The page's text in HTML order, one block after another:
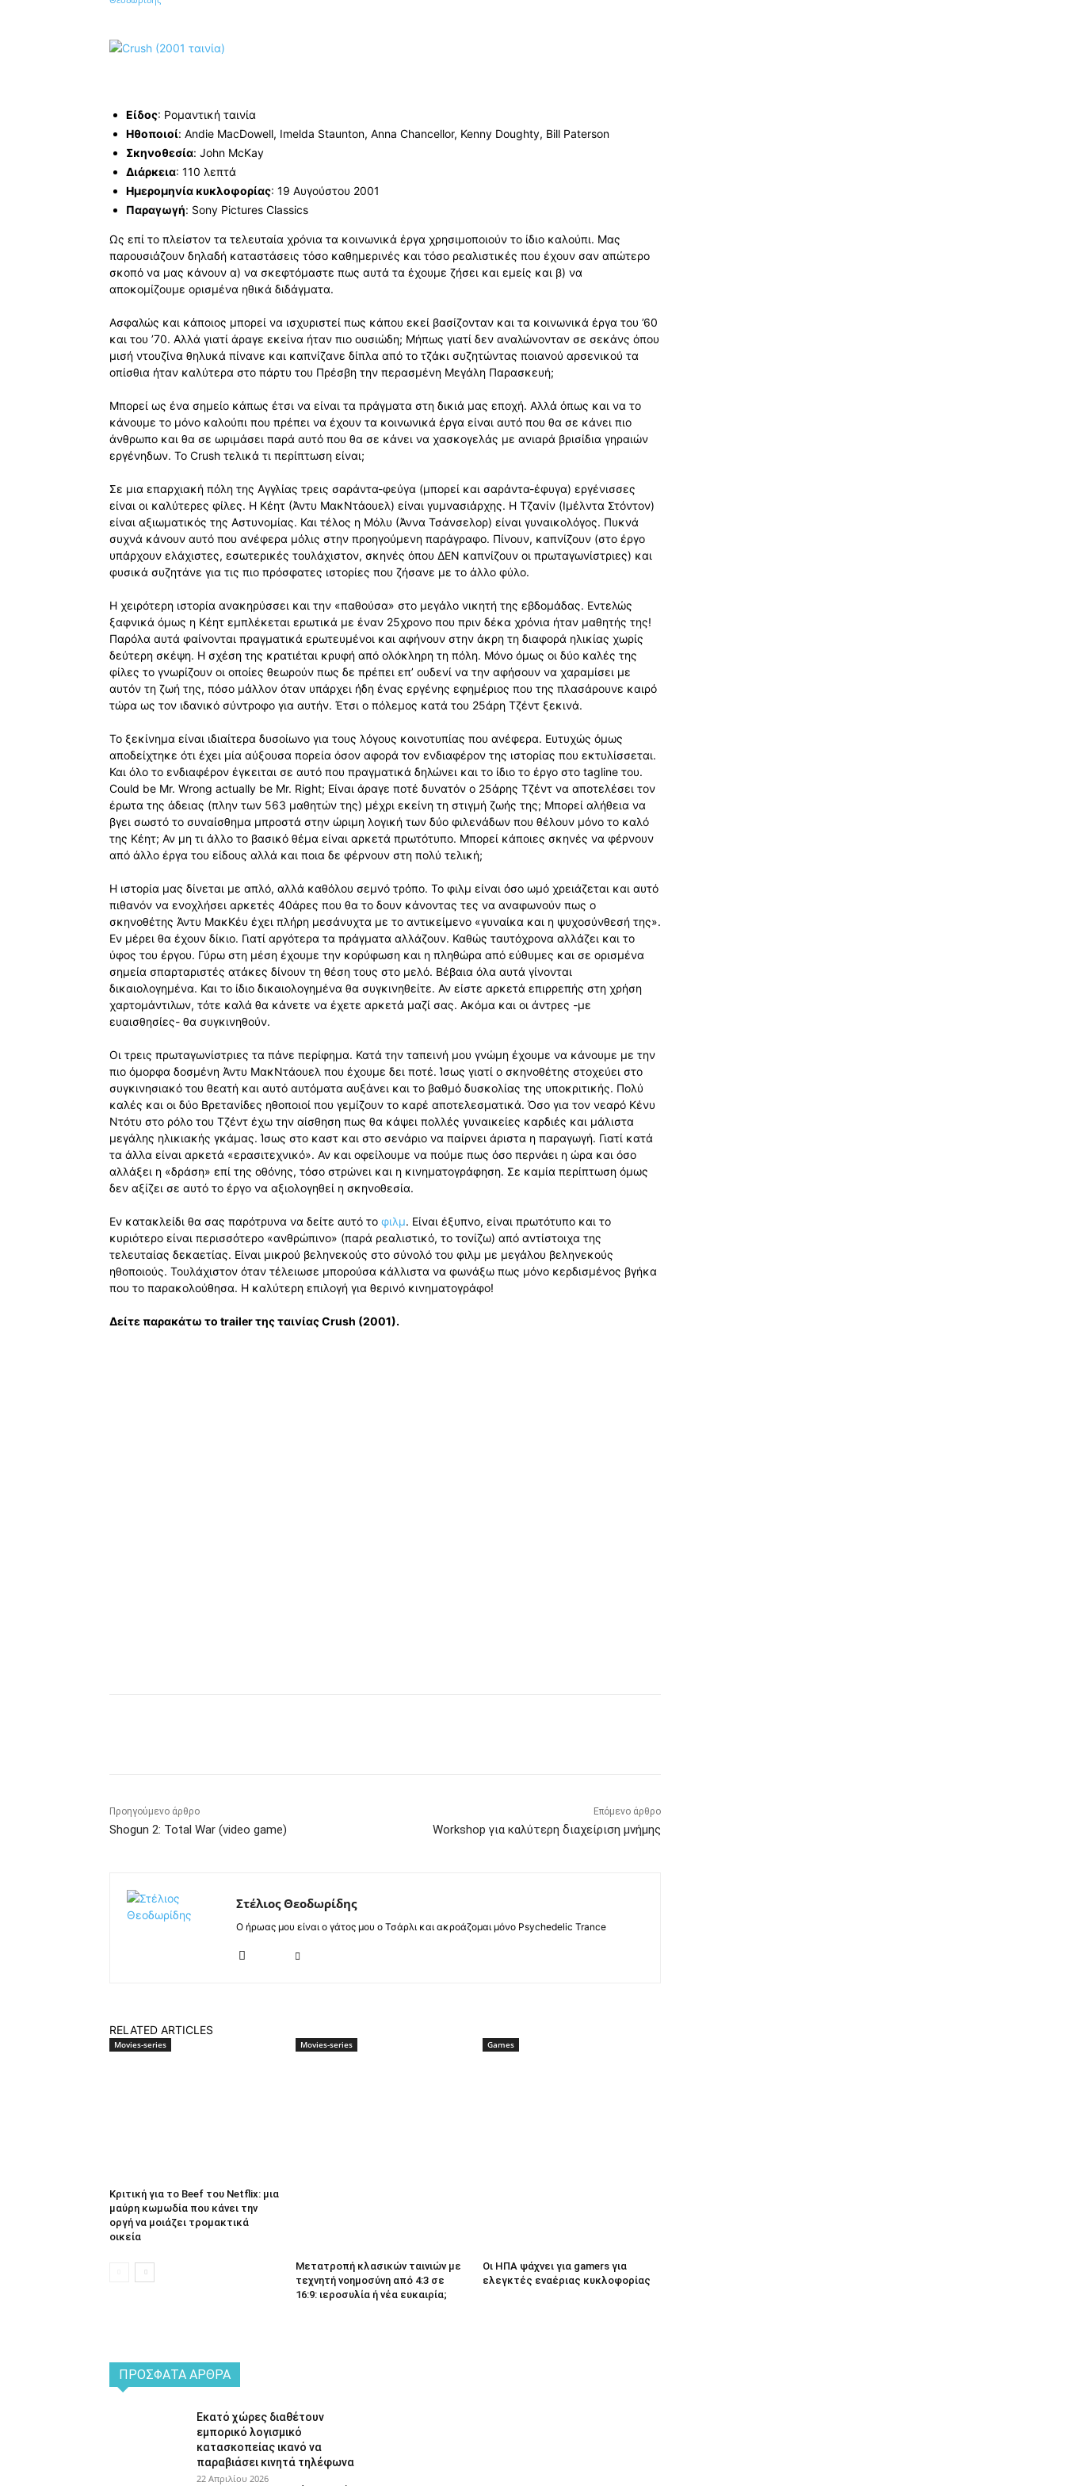
Είδος: Ρομαντική ταινία
Ηθοποιοί: Andie MacDowell, Imelda Staunton, Anna Chancellor, Kenny Doughty, Bill Paterson
Σκηνοθεσία: John McKay
Διάρκεια: 110 λεπτά
Ημερομηνία κυκλοφορίας: 19 Αυγούστου 2001
Παραγωγή: Sony Pictures Classics
Ως επί το πλείστον τα τελευταία χρόνια τα κοινωνικά έργα χρησιμοποιούν το ίδιο καλούπι. Μας
παρουσιάζουν δηλαδή καταστάσεις τόσο καθημερινές και τόσο ρεαλιστικές που έχουν σαν απώτερο
σκοπό να μας κάνουν α) να σκεφτόμαστε πως αυτά τα έχουμε ζήσει και εμείς και β) να
αποκομίζουμε ορισμένα ηθικά διδάγματα.
Ασφαλώς και κάποιος μπορεί να ισχυριστεί πως κάπου εκεί βασίζονταν και τα κοινωνικά έργα του ’60
και του ’70. Αλλά γιατί άραγε εκείνα ήταν πιο ουσιώδη; Μήπως γιατί δεν αναλώνονταν σε σεκάνς όπου
μισή ντουζίνα θηλυκά πίνανε και καπνίζανε δίπλα από το τζάκι συζητώντας ποιανού αρσενικού τα
οπίσθια ήταν καλύτερα στο πάρτυ του Πρέσβη την περασμένη Μεγάλη Παρασκευή;
Μπορεί ως ένα σημείο κάπως έτσι να είναι τα πράγματα στη δικιά μας εποχή. Αλλά όπως και να το
κάνουμε το μόνο καλούπι που πρέπει να έχουν τα κοινωνικά έργα είναι αυτό που θα σε κάνει πιο
άνθρωπο και θα σε ωριμάσει παρά αυτό που θα σε κάνει να χασκογελάς με ανιαρά βρισίδια γηραιών
εργένηδων. Το Crush τελικά τι περίπτωση είναι;
Σε μια επαρχιακή πόλη της Αγγλίας τρεις σαράντα-φεύγα (μπορεί και σαράντα-έφυγα) εργένισσες
είναι οι καλύτερες φίλες. Η Κέητ (Άντυ ΜακΝτάουελ) είναι γυμνασιάρχης. Η Τζανίν (Ιμέλντα Στόντον)
είναι αξιωματικός της Αστυνομίας. Και τέλος η Μόλυ (Άννα Τσάνσελορ) είναι γυναικολόγος. Πυκνά
συχνά κάνουν αυτό που ανέφερα μόλις στην προηγούμενη παράγραφο. Πίνουν, καπνίζουν (στο έργο
υπάρχουν ελάχιστες, εσωτερικές τουλάχιστον, σκηνές όπου ΔΕΝ καπνίζουν οι πρωταγωνίστριες) και
φυσικά συζητάνε για τις πιο πρόσφατες ιστορίες που ζήσανε με το άλλο φύλο.
Η χειρότερη ιστορία ανακηρύσσει και την «παθούσα» στο μεγάλο νικητή της εβδομάδας. Εντελώς
ξαφνικά όμως η Κέητ εμπλέκεται ερωτικά με έναν 25χρονο που πριν δέκα χρόνια ήταν μαθητής της!
Παρόλα αυτά φαίνονται πραγματικά ερωτευμένοι και αφήνουν στην άκρη τη διαφορά ηλικίας χωρίς
δεύτερη σκέψη. Η σχέση της κρατιέται κρυφή από ολόκληρη τη πόλη. Μόνο όμως οι δύο καλές της
φίλες το γνωρίζουν οι οποίες θεωρούν πως δε πρέπει επ’ ουδενί να την αφήσουν να χαραμίσει με
αυτόν τη ζωή της, πόσο μάλλον όταν υπάρχει ήδη ένας εργένης εφημέριος που της πλασάρουνε καιρό
τώρα ως τον ιδανικό σύντροφο για αυτήν. Έτσι ο πόλεμος κατά του 25άρη Τζέντ ξεκινά.
Το ξεκίνημα είναι ιδιαίτερα δυσοίωνο για τους λόγους κοινοτυπίας που ανέφερα. Ευτυχώς όμως
αποδείχτηκε ότι έχει μία αύξουσα πορεία όσον αφορά τον ενδιαφέρον της ιστορίας που εκτυλίσσεται.
Και όλο το ενδιαφέρον έγκειται σε αυτό που πραγματικά δηλώνει και το ίδιο το έργο στο tagline του.
Could be Mr. Wrong actually be Mr. Right; Είναι άραγε ποτέ δυνατόν ο 25άρης Τζέντ να αποτελέσει τον
έρωτα της άδειας (πλην των 563 μαθητών της) μέχρι εκείνη τη στιγμή ζωής της; Μπορεί αλήθεια να
βγει σωστό το συναίσθημα μπροστά στην ώριμη λογική των δύο φιλενάδων που θέλουν μόνο το καλό
της Κέητ; Αν μη τι άλλο το βασικό θέμα είναι αρκετά πρωτότυπο. Μπορεί κάποιες σκηνές να φέρνουν
από άλλο έργα του είδους αλλά και ποια δε φέρνουν στη πολύ τελική;
Η ιστορία μας δίνεται με απλό, αλλά καθόλου σεμνό τρόπο. Το φιλμ είναι όσο ωμό χρειάζεται και αυτό
πιθανόν να ενοχλήσει αρκετές 40άρες που θα το δουν κάνοντας τες να αναφωνούν πως ο
σκηνοθέτης Άντυ ΜακΚέυ έχει πλήρη μεσάνυχτα με το αντικείμενο «γυναίκα και η ψυχοσύνθεσή της».
Εν μέρει θα έχουν δίκιο. Γιατί αργότερα τα πράγματα αλλάζουν. Καθώς ταυτόχρονα αλλάζει και το
ύφος του έργου. Γύρω στη μέση έχουμε την κορύφωση και η πληθώρα από εύθυμες και σε ορισμένα
σημεία σπαρταριστές ατάκες δίνουν τη θέση τους στο μελό. Βέβαια όλα αυτά γίνονται
δικαιολογημένα. Και το ίδιο δικαιολογημένα θα συγκινηθείτε. Αν είστε αρκετά επιρρεπής στη χρήση
χαρτομάντιλων, τότε καλά θα κάνετε να έχετε αρκετά μαζί σας. Ακόμα και οι άντρες -με
ευαισθησίες- θα συγκινηθούν.
Οι τρεις πρωταγωνίστριες τα πάνε περίφημα. Κατά την ταπεινή μου γνώμη έχουμε να κάνουμε με την
πιο όμορφα δοσμένη Άντυ ΜακΝτάουελ που έχουμε δει ποτέ. Ίσως γιατί ο σκηνοθέτης στοχεύει στο
συγκινησιακό του θεατή και αυτό αυτόματα αυξάνει και το βαθμό δυσκολίας της υποκριτικής. Πολύ
καλές και οι δύο Βρετανίδες ηθοποιοί που γεμίζουν το καρέ αποτελεσματικά. Όσο για τον νεαρό Κένυ
Ντότυ στο ρόλο του Τζέντ έχω την αίσθηση πως θα κάψει πολλές γυναικείες καρδιές και μάλιστα
μεγάλης ηλικιακής γκάμας. Ίσως στο καστ και στο σενάριο να παίρνει άριστα η παραγωγή. Γιατί κατά
τα άλλα είναι αρκετά «ερασιτεχνικό». Αν και οφείλουμε να πούμε πως όσο περνάει η ώρα και όσο
αλλάξει η «δράση» επί της οθόνης, τόσο στρώνει και η κινηματογράφηση. Σε καμία περίπτωση όμως
δεν αξίζει σε αυτό το έργο να αξιολογηθεί η σκηνοθεσία.
Εν κατακλείδι θα σας παρότρυνα να δείτε αυτό το φιλμ. Είναι έξυπνο, είναι πρωτότυπο και το
κυριότερο είναι περισσότερο «ανθρώπινο» (παρά ρεαλιστικό, το τονίζω) από αντίστοιχα της
τελευταίας δεκαετίας. Είναι μικρού βεληνεκούς στο σύνολό του φιλμ με μεγάλου βεληνεκούς
ηθοποιούς. Τουλάχιστον όταν τέλειωσε μπορούσα κάλλιστα να φωνάξω πως μόνο κερδισμένος βγήκα
που το παρακολούθησα. Η καλύτερη επιλογή για θερινό κινηματογράφο!
Δείτε παρακάτω το trailer της ταινίας Crush (2001).
Προηγούμενο άρθρο
Shogun 2: Total War (video game)
Επόμενο άρθρο
Workshop για καλύτερη διαχείριση μνήμης
Στέλιος Θεοδωρίδης
Ο ήρωας μου είναι ο γάτος μου ο Τσάρλι και ακροάζομαι μόνο Psychedelic Trance
RELATED ARTICLES
Movies-series
Κριτική για το Beef του Netflix: μια
μαύρη κωμωδία που κάνει την
οργή να μοιάζει τρομακτικά
οικεία
Movies-series
Μετατροπή κλασικών ταινιών με
τεχνητή νοημοσύνη από 4:3 σε
16:9: ιεροσυλία ή νέα ευκαιρία;
Games
Οι ΗΠΑ ψάχνει για gamers για
ελεγκτές εναέριας κυκλοφορίας
ΠΡΌΣΦΑΤΑ ΆΡΘΡΑ
Εκατό χώρες διαθέτουν
εμπορικό λογισμικό
κατασκοπείας ικανό να
παραβιάσει κινητά τηλέφωνα
22 Απριλίου 2026